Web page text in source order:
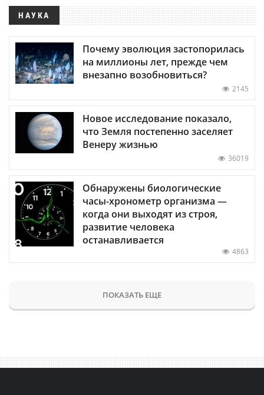
НАУКА
Почему эволюция застопорилась
на миллионы лет, прежде чем
внезапно возобновиться?
2145
Новое исследование показало,
что Земля постепенно заселяет
Венеру жизнью
36019
Обнаружены биологические
часы-хронометр организма —
когда они выходят из строя,
развитие человека
останавливается
4863
ПОКАЗАТЬ ЕЩЕ